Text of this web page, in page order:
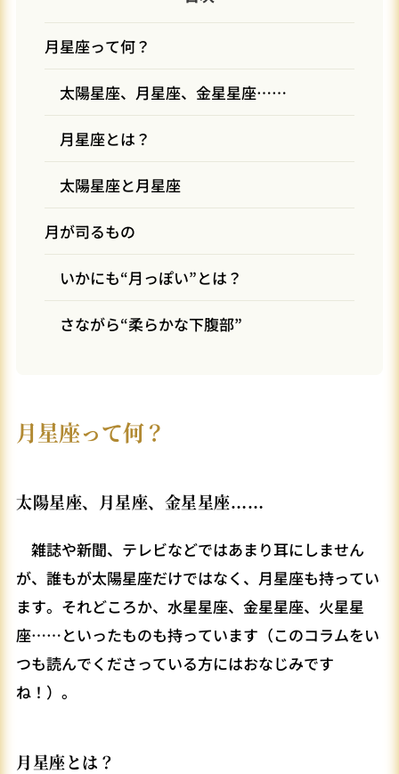
月星座って何？
太陽星座、月星座、金星星座……
月星座とは？
太陽星座と月星座
月が司るもの
いかにも“月っぽい”とは？
さながら“柔らかな下腹部”
月星座って何？
太陽星座、月星座、金星星座……
雑誌や新聞、テレビなどではあまり耳にしません
が、誰もが太陽星座だけではなく、月星座も持ってい
ます。それどころか、水星星座、金星星座、火星星
座……といったものも持っています（このコラムをい
つも読んでくださっている方にはおなじみです
ね！）。
月星座とは？